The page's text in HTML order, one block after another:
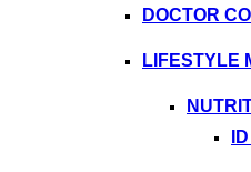
DOCTOR
LIFESTYLE